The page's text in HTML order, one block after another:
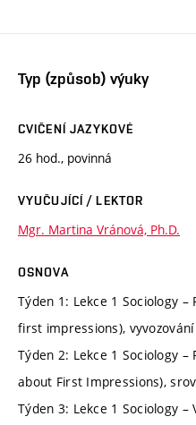
Typ (způsob) výuky
CVIČENÍ JAZYKOVÉ
26 hod., povinná
VYUČUJÍCÍ / LEKTOR
Mgr. Martina Vránová, Ph.D.
OSNOVA
Týden 1: Lekce 1 Sociology –
first impressions),
Týden 2: Lekce 1 Sociology –
about First Impressions),
Týden 3: Lekce 1 Sociology